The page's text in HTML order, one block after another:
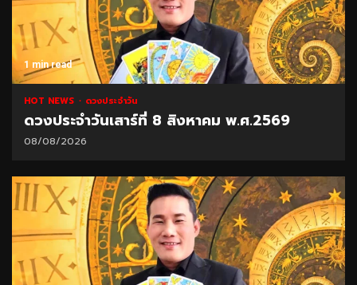
1 min read
HOT NEWS ดวงประจำวัน
ดวงประจำวันเสาร์ที่ 8 สิงหาคม พ.ศ.2569
08/08/2026